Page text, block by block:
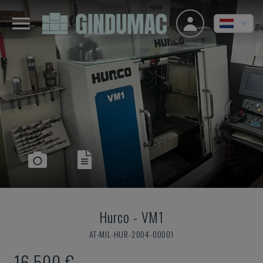
Hurco - VM1
AT-MIL-HUR-2004-00001